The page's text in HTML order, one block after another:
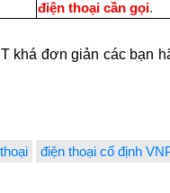
điện thoại cần gọi.
khá đơn giản các bạn
điện thoại cố định